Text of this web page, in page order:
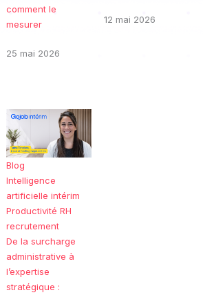
comment le
mesurer
25 mai 2026
12 mai 2026
Blog
Intelligence
artificielle intérim
Productivité RH
recrutement
De la surcharge
administrative à
l’expertise
stratégique :